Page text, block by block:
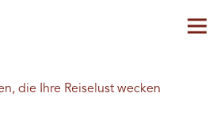
die Ihre Reiselust wecken